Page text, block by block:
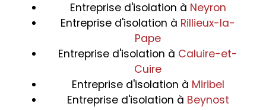
Entreprise d'isolation à Neyron
Entreprise d'isolation à Rillieux-la-
Pape
Entreprise d'isolation à Caluire-et-
Cuire
Entreprise d'isolation à Miribel
Entreprise d'isolation à Beynost